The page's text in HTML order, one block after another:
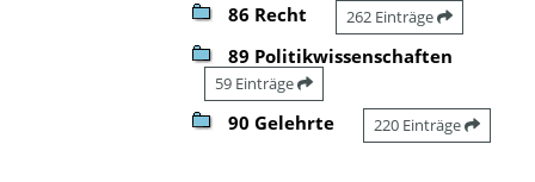
86 Recht 262 Einträge
89 Politikwissenschaften
59 Einträge
90 Gelehrte 220 Einträge